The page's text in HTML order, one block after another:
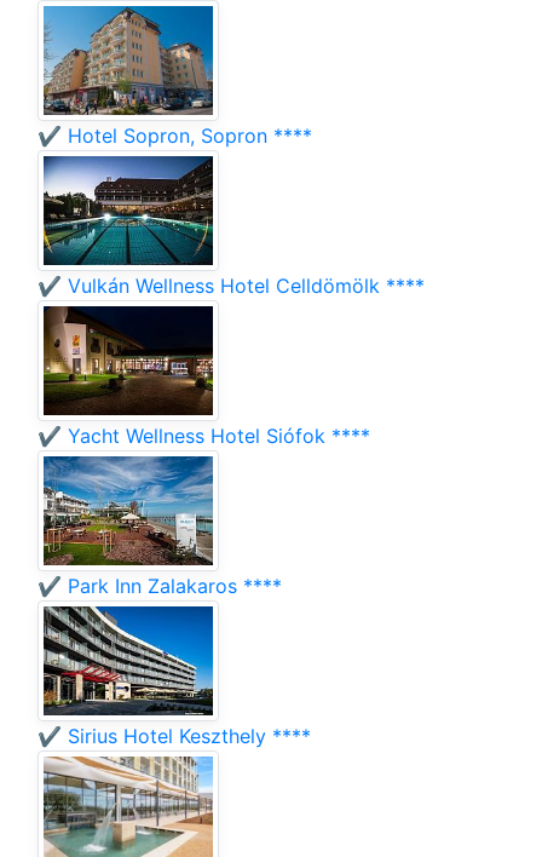
✔️ Hotel Sopron, Sopron ****
✔️ Vulkán Wellness Hotel Celldömölk ****
✔️ Yacht Wellness Hotel Siófok ****
✔️ Park Inn Zalakaros ****
✔️ Sirius Hotel Keszthely ****